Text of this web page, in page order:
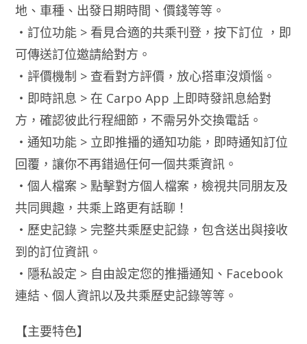
地、車種、出發日期時間、價錢等等。
・訂位功能 > 看見合適的共乘刊登，按下訂位 ，即
可傳送訂位邀請給對方。
・評價機制 > 查看對方評價，放心搭車沒煩惱。
・即時訊息 > 在 Carpo App 上即時發訊息給對
方，確認彼此行程細節，不需另外交換電話。
・通知功能 > 立即推播的通知功能，即時通知訂位
回覆，讓你不再錯過任何一個共乘資訊。
・個人檔案 > 點擊對方個人檔案，檢視共同朋友及
共同興趣，共乘上路更有話聊！
・歷史記錄 > 完整共乘歷史記錄，包含送出與接收
到的訂位資訊。
・隱私設定 > 自由設定您的推播通知、Facebook
連結、個人資訊以及共乘歷史記錄等等。
【主要特色】